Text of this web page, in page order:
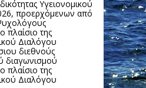
Υγειονομικού
προερχόμενων από
πλαίσιο της
Διαλόγου
διεθνούς
διαγωνισμού
πλαίσιο της
Διαλόγου